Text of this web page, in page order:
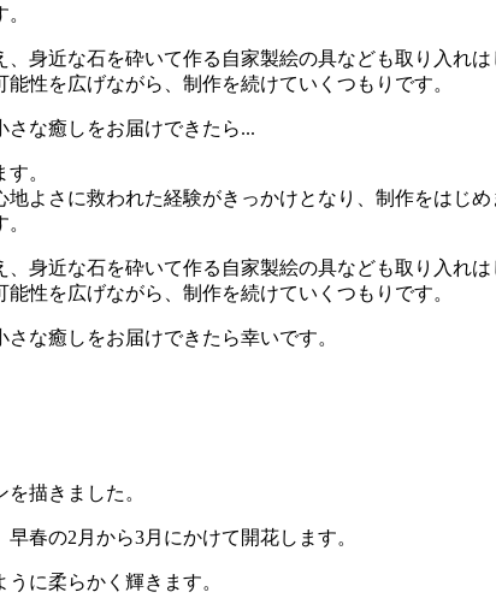
身近な石を砕いて作る自家製絵の具なども取り入れ
性を広げながら、制作を続けていくつもりです。
な癒しをお届けできたら...
。
よさに救われた経験がきっかけとなり、制作をはじめ
身近な石を砕いて作る自家製絵の具なども取り入れ
性を広げながら、制作を続けていくつもりです。
な癒しをお届けできたら幸いです。
描きました。
春の2月から3月にかけて開花します。
に柔らかく輝きます。